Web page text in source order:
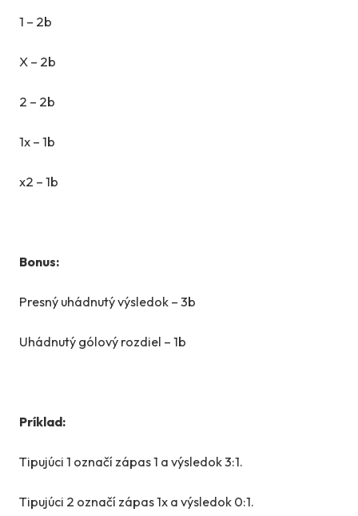
1 – 2b
X – 2b
2 – 2b
1x – 1b
x2 – 1b
Bonus:
Presný uhádnutý výsledok – 3b
Uhádnutý gólový rozdiel – 1b
Príklad:
Tipujúci 1 označí zápas 1 a výsledok 3:1.
Tipujúci 2 označí zápas 1x a výsledok 0:1.